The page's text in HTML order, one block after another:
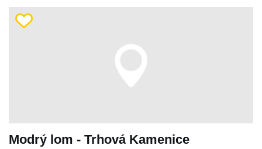
Modrý lom - Trhová Kamenice